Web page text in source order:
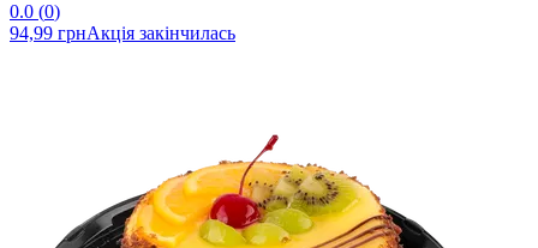
0.0 (0)
94,99 грнАкція закінчилась